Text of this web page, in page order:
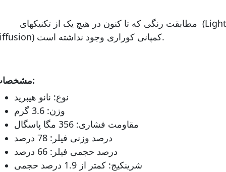
diffusion) کمپانی کوراری وجود نداشته است.
مشخصات:
نوع: نانو هیبرید
وزن: 3.6 گرم
مقاومت فشاری: 356 مگا پاسگال
درصد وزنی فیلر: 78 درصد
درصد حجمی فیلر: 66 درصد
شرینکیج: کمتر از 1.9 درصد حجمی